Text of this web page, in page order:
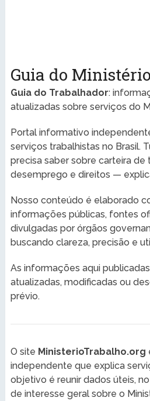
Guia do
Guia do Trabalhador:
atualizadas sobre serviços do
Portal informativo
serviços trabalhistas no Brasil.
precisa saber sobre carteira de
desemprego e direitos —
Nosso conteúdo é elaborado
informações públicas, fontes
divulgadas por órgãos
buscando clareza, precisão e
As informações aqui
atualizadas, modificadas ou
prévio.
O site MinisterioTrabalho.org
independente que explica
objetivo é reunir dados úteis,
de interesse geral sobre o